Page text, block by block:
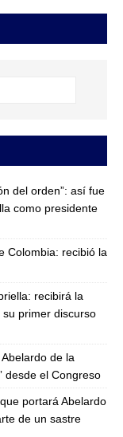
del orden”: así fue
como presidente
Colombia: recibió la
recibirá la
primer discurso
de la
desde el Congreso
portará Abelardo
de un sastre